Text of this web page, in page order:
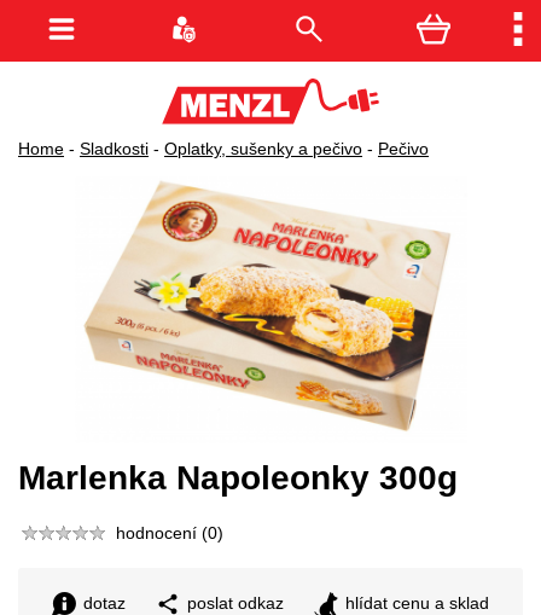
Home - Sladkosti - Oplatky, sušenky a pečivo - Pečivo
Marlenka Napoleonky 300g
hodnocení (0)
dotaz poslat odkaz hlídat cenu a sklad